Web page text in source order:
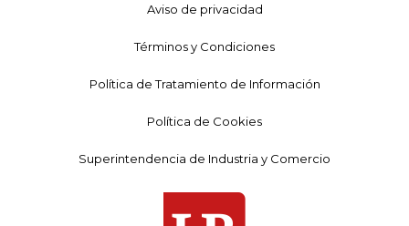
Aviso de privacidad
Términos y Condiciones
Política de Tratamiento de Información
Política de Cookies
Superintendencia de Industria y Comercio